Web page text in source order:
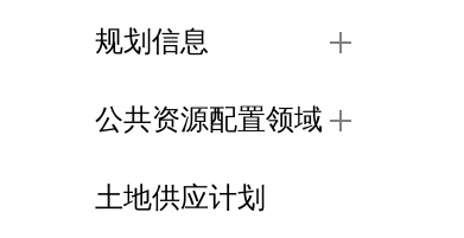
规划信息
公共资源配置领域
土地供应计划